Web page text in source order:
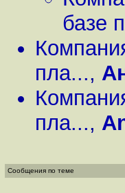
базе
пла...,
пла...,
Сообщения по теме